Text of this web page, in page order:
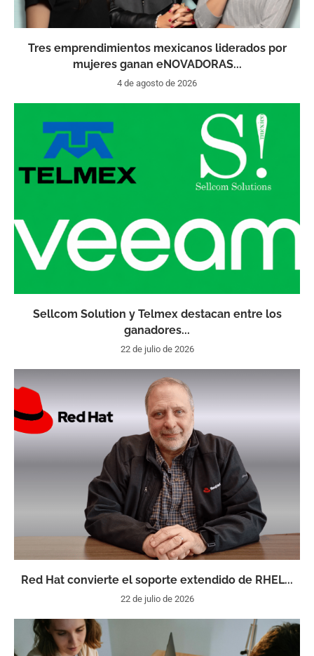
Tres emprendimientos mexicanos liderados por
mujeres ganan eNOVADORAS...
4 de agosto de 2026
Sellcom Solution y Telmex destacan entre los
ganadores...
22 de julio de 2026
Red Hat convierte el soporte extendido de RHEL...
22 de julio de 2026